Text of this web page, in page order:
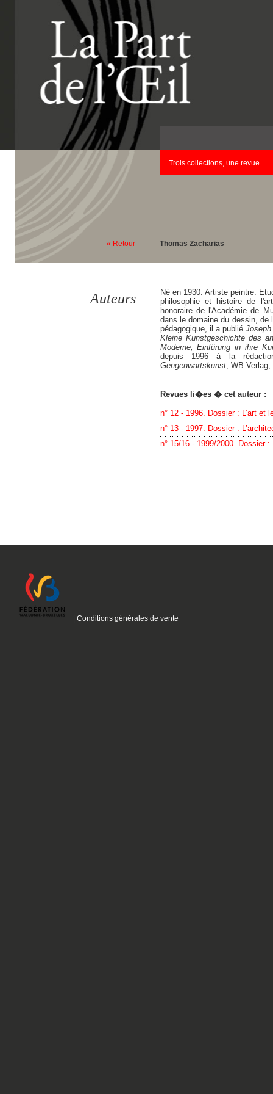
Trois collections, une revue...
« Retour Thomas Zacharias
Auteurs
Né en 1930. Artiste peintre.
philosophie et histoire de
honoraire de l'Académie de
dans le domaine du dessin, de
pédagogique, il a publié
Kleine Kunstgeschichte des
Moderne, Einfürung in ihre
depuis 1996 à la
Gengenwartskunst, WB Verlag,
Revues li�es � cet auteur :
n° 12 - 1996. Dossier : L’art et
n° 13 - 1997. Dossier :
n° 15/16 - 1999/2000. Dossier
Conditions générales de vente